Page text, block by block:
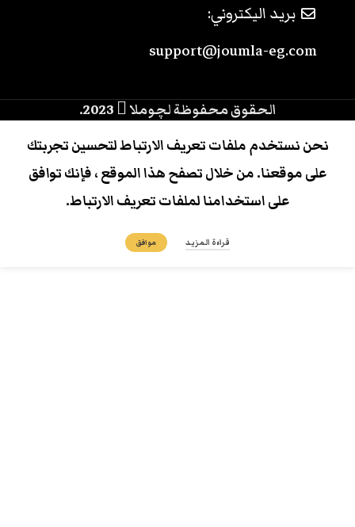
بريد اليكتروني:
support@joumla-eg.com
الحقوق محفوظة لچوملا
نحن نستخدم ملفات تعريف الارتباط لتحسين تجربتك
على موقعنا. من خلال تصفح هذا الموقع ، فإنك توافق
على استخدامنا لملفات تعريف الارتباط.
قراءة المزيد موافق